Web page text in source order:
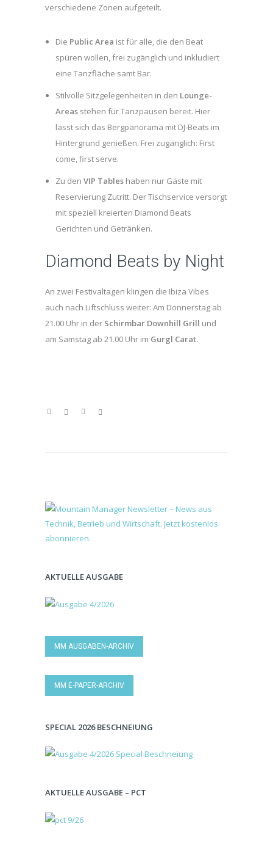
verschiedene Zonen aufgeteilt.
Die Public Area ist für alle, die den Beat
spüren wollen, frei zugänglich und inkludiert
eine Tanzfläche samt Bar.
Stilvolle Sitzgelegenheiten in den Lounge-
Areasstehen für Tanzpausen bereit. Hier
lässt sich das Bergpanorama mit DJ-Beats im
Hintergrund genießen. Frei zugänglich: First
come, first serve.
Zu den VIP Tableshaben nur Gäste mit
Reservierung Zutritt. Der Tischservice versorgt
mit speziell kreierten Diamond Beats
Gerichten und Getränken.
Diamond Beats by Night
An zwei Festivaltagen klingen die Ibiza Vibes
auch nach Liftschluss weiter: Am Donnerstag ab
21.00 Uhr in der Schirmbar Downhill Grill und
am Samstag ab 21.00 Uhr im Gurgl Carat.
AKTUELLE AUSGABE
MM AUSGABEN-ARCHIV
MM E-PAPER-ARCHIV
SPECIAL 2026 BESCHNEIUNG
AKTUELLE AUSGABE – PCT